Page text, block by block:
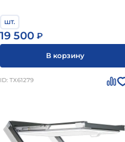
шт.
19 500 ₽
В корзину
ID: ТХ61279